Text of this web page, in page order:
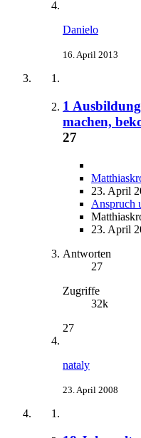
Danielo
16. April 2013
1
machen,
27
23. April
Anspruch
23. April
Antworten
27
Zugriffe
32k
27
nataly
23. April 2008